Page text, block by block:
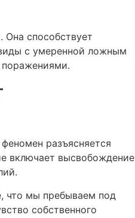
Она способствует
с умеренной ложным
разъясняется
включает высвобождение
что мы пребываем под
собственного